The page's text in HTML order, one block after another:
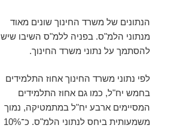
הנתונים של משרד החינוך שונים מאוד
מנתוני הלמ"ס. בפניה ללמ"ס השיבו שיש
להסתמך על נתוני משרד החינוך.
לפי נתוני משרד החינוך אחוז התלמידים
בחמש יח"ל, כמו גם אחוז התלמידים
המסיימים ארבע יח"ל במתמטיקה, נמוך
משמעותית ביחס לנתוני הלמ"ס. כ־10%